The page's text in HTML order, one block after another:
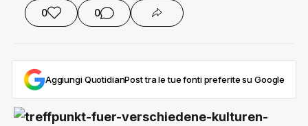
0 0
Aggiungi QuotidianPost tra le tue fonti preferite su Google